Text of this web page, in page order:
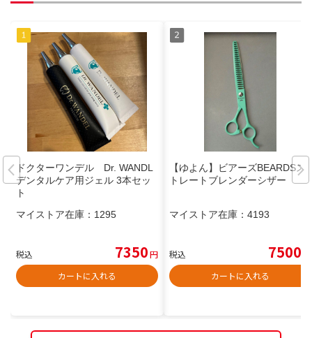
ドクターワンデル Dr. WANDL
デンタルケア用ジェル 3本セッ
ト
マイストア在庫： 1295
税込 7350円
カートに入れる
【ゆよん】ビアーズBEARDSス
トレートブレンダーシザー
マイストア在庫： 4193
税込 7500
カートに入れる